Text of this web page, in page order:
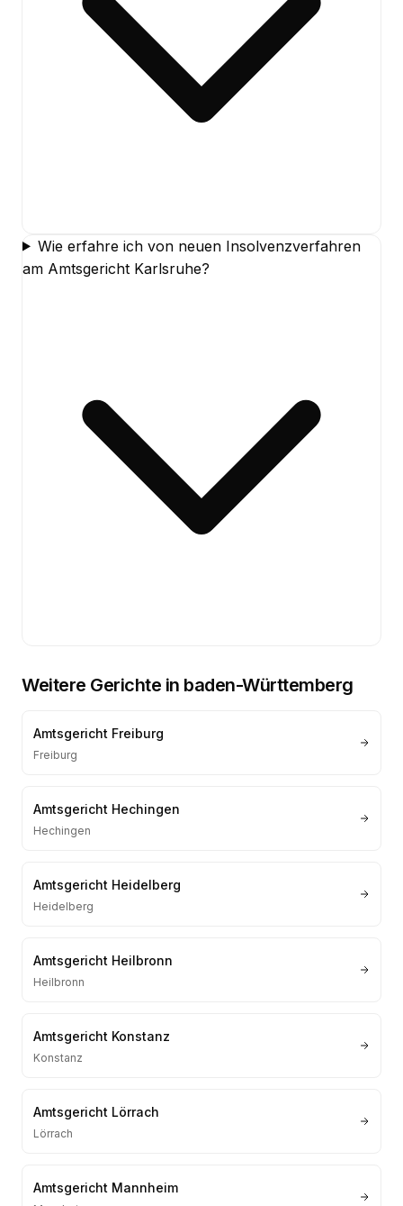
Wie erfahre ich von neuen Insolvenzverfahren
am Amtsgericht Karlsruhe?
Weitere Gerichte in baden-Württemberg
Amtsgericht Freiburg
Freiburg
Amtsgericht Hechingen
Hechingen
Amtsgericht Heidelberg
Heidelberg
Amtsgericht Heilbronn
Heilbronn
Amtsgericht Konstanz
Konstanz
Amtsgericht Lörrach
Lörrach
Amtsgericht Mannheim